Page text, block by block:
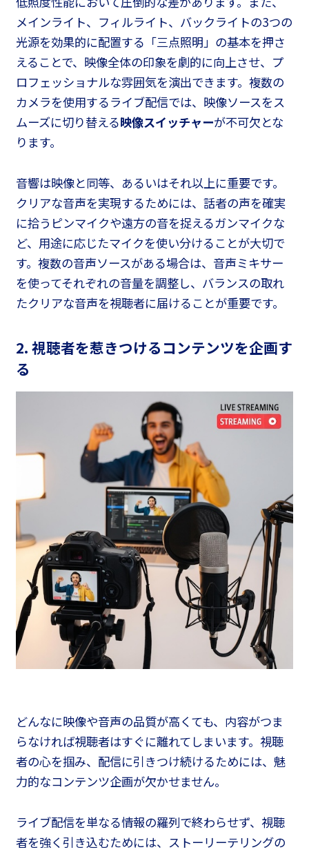
メインライト、フィルライト、バックライトの3つの
光源を効果的に配置する「三点照明」の基本を押さ
えることで、映像全体の印象を劇的に向上させ、プ
ロフェッショナルな雰囲気を演出できます。複数の
カメラを使用するライブ配信では、映像ソースをス
ムーズに切り替える映像スイッチャーが不可欠とな
ります。
音響は映像と同等、あるいはそれ以上に重要です。
クリアな音声を実現するためには、話者の声を確実
に拾うピンマイクや遠方の音を捉えるガンマイクな
ど、用途に応じたマイクを使い分けることが大切で
す。複数の音声ソースがある場合は、音声ミキサー
を使ってそれぞれの音量を調整し、バランスの取れ
たクリアな音声を視聴者に届けることが重要です。
2. 視聴者を惹きつけるコンテンツを企画す
る
どんなに映像や音声の品質が高くても、内容がつま
らなければ視聴者はすぐに離れてしまいます。視聴
者の心を掴み、配信に引きつけ続けるためには、魅
力的なコンテンツ企画が欠かせません。
ライブ配信を単なる情報の羅列で終わらせず、視聴
者を強く引き込むためには、ストーリーテリングの